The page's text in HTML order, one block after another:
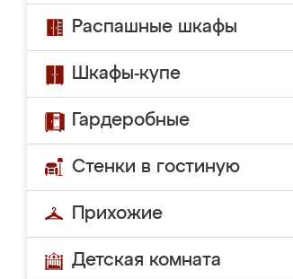
Распашные шкафы
Шкафы-купе
Гардеробные
Стенки в гостиную
Прихожие
Детская комната